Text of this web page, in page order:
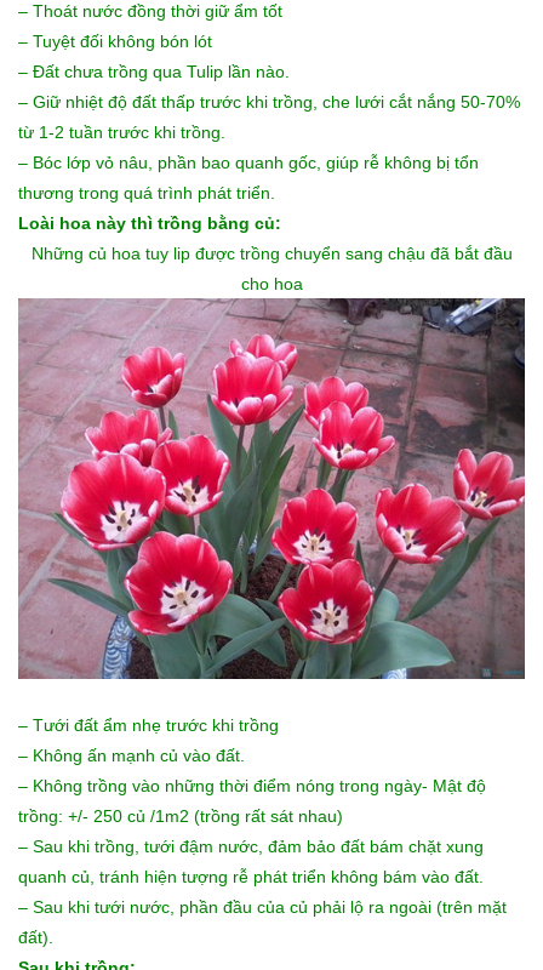
– Thoát nước đồng thời giữ ẩm tốt
– Tuyệt đối không bón lót
– Đất chưa trồng qua Tulip lần nào.
– Giữ nhiệt độ đất thấp trước khi trồng, che lưới cắt nắng 50-70%
từ 1-2 tuần trước khi trồng.
– Bóc lớp vỏ nâu, phần bao quanh gốc, giúp rễ không bị tổn
thương trong quá trình phát triển.
Loài hoa này thì trồng bằng củ:
Những củ hoa tuy lipđược trồng chuyển sang chậu đã bắt đầu
cho hoa
– Tưới đất ẩm nhẹ trước khi trồng
– Không ấn mạnh củ vào đất.
– Không trồng vào những thời điểm nóng trong ngày- Mật độ
trồng: +/- 250 củ /1m2 (trồng rất sát nhau)
– Sau khi trồng, tưới đậm nước, đảm bảo đất bám chặt xung
quanh củ, tránh hiện tượng rễ phát triển không bám vào đất.
– Sau khi tưới nước, phần đầu của củ phải lộ ra ngoài (trên mặt
đất).